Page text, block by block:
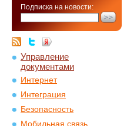
Подписка на новости:
Управление
документами
Интернет
Интеграция
Безопасность
Мобильная связь